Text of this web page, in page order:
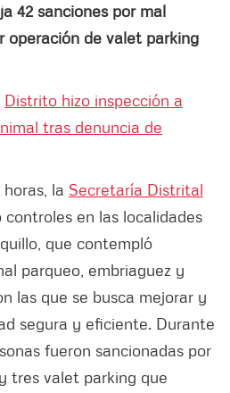
42 sanciones por mal
operación de valet parking
Distrito hizo inspección a
tras denuncia de
la Secretaría Distrital
controles en las localidades
que contempló
parqueo, embriaguez y
las que se busca mejorar y
segura y eficiente. Durante
fueron sancionadas por
tres valet parking que